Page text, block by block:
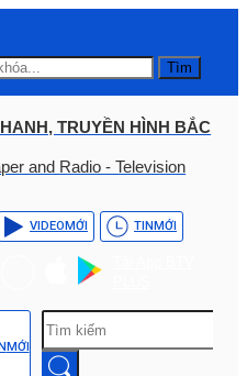
Tìm
TRUYỀN HÌNH BẮC
and Radio - Television
VIDEOMỚI TINMỚI
MỚI